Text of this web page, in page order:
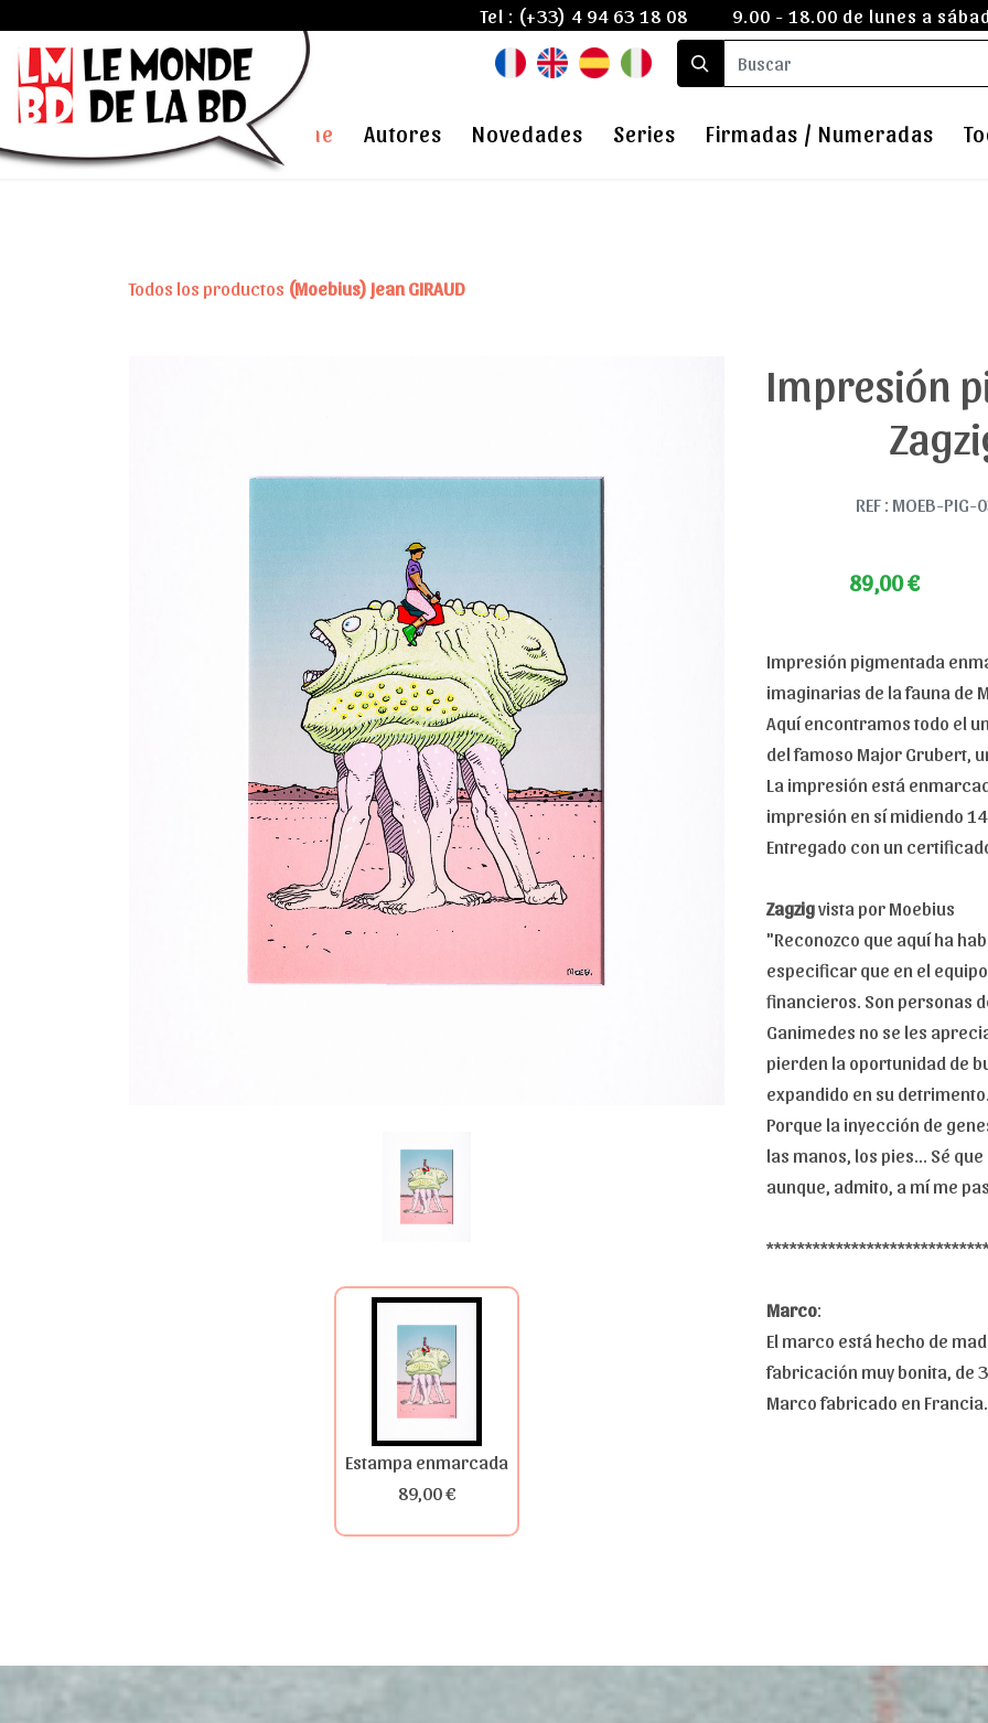
Tel : (+33) 4 94 63 18 08 9.00 - 18.00 de lunes a
Home Autores Novedades Series Firmadas / Numeradas
Todos los productos (Moebius) Jean GIRAUD
Estampa enmarcada
89,00 €
Impresión
REF : MOEB-PIG-
89,00€
Impresión pigmentada
imaginarias de la fauna de
Aquí encontramos todo el
del famoso Major Grubert,
La impresión está
impresión en sí midiendo
Entregado con un
Zagzigvista por Moebius
"Reconozco que aquí ha
especificar que en el
financieros. Son personas
Ganimedes no se les
pierden la oportunidad de
expandido en su
Porque la inyección de
las manos, los pies... Sé
aunque, admito, a mí me
Marco:
El marco está hecho de
fabricación muy bonita, de
Marco fabricado en Francia.